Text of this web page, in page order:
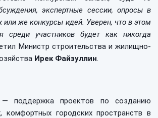
экспертные сессии, опросы в
или же конкурсы идей. Уверен, что в этом
среди участников будет как никогда
Министр строительства и жилищно-
Ирек Файзуллин.
— поддержка проектов по созданию
комфортных городских пространств в